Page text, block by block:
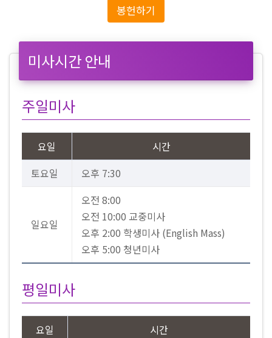
봉헌하기
미사시간 안내
주일미사
요일
시간
토요일
오후 7:30
일요일
오전 8:00
오전 10:00 교중미사
오후 2:00 학생미사 (English Mass)
오후 5:00 청년미사
평일미사
요일
시간